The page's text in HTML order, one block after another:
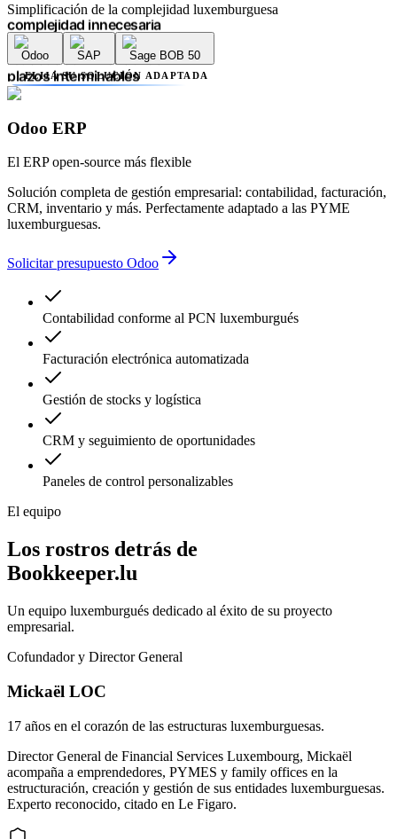
múltiples proveedores
complejidad innecesaria
errores contables
retrasos administrativos
plazos interminables
falta de transparencia
complejidad innecesaria
retrasos administrativos
Simplificación de la complejidad luxemburguesa
Odoo SAP Sage BOB 50
ELIJA SU SOLUCIÓN ADAPTADA
Odoo ERP
El ERP open-source más flexible
Solución completa de gestión empresarial: contabilidad, facturación,
CRM, inventario y más. Perfectamente adaptado a las PYME
luxemburguesas.
Solicitar presupuesto Odoo
Contabilidad conforme al PCN luxemburgués
Facturación electrónica automatizada
Gestión de stocks y logística
CRM y seguimiento de oportunidades
Paneles de control personalizables
El equipo
Los rostros detrás de
Bookkeeper.lu
Un equipo luxemburgués dedicado al éxito de su proyecto
empresarial.
Cofundador y Director General
Mickaël LOC
17 años en el corazón de las estructuras luxemburguesas.
Director General de Financial Services Luxembourg, Mickaël
acompaña a emprendedores, PYMES y family offices en la
estructuración, creación y gestión de sus entidades luxemburguesas.
Experto reconocido, citado en Le Figaro.